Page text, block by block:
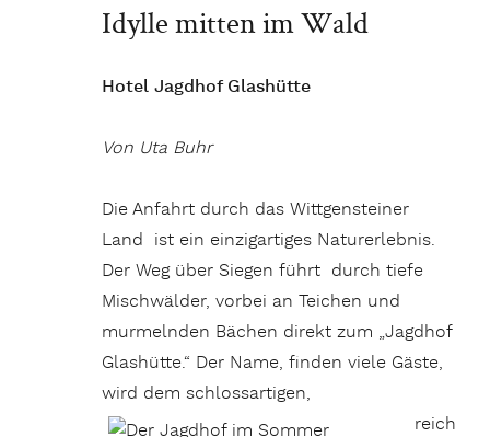
Idylle mitten im Wald
Hotel Jagdhof Glashütte
Von Uta Buhr
Die Anfahrt durch das Wittgensteiner
Land ist ein einzigartiges Naturerlebnis.
Der Weg über Siegen führt durch tiefe
Mischwälder, vorbei an Teichen und
murmelnden Bächen direkt zum „Jagdhof
Glashütte.“ Der Name, finden viele Gäste,
wird dem schlossartigen,
reich